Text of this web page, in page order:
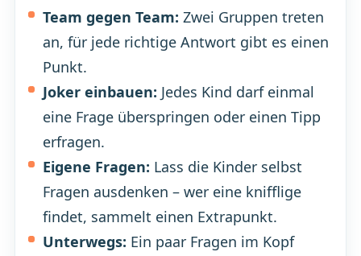
Team gegen Team: Zwei Gruppen treten
an, für jede richtige Antwort gibt es einen
Punkt.
Joker einbauen: Jedes Kind darf einmal
eine Frage überspringen oder einen Tipp
erfragen.
Eigene Fragen: Lass die Kinder selbst
Fragen ausdenken – wer eine knifflige
findet, sammelt einen Extrapunkt.
Unterwegs: Ein paar Fragen im Kopf